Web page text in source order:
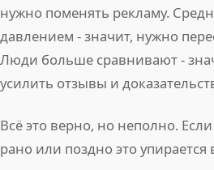
нужно поменять рекламу.
давлением - значит, нужно
Люди больше сравнивают -
усилить отзывы и
Всё это верно, но неполно.
рано или поздно это упирается